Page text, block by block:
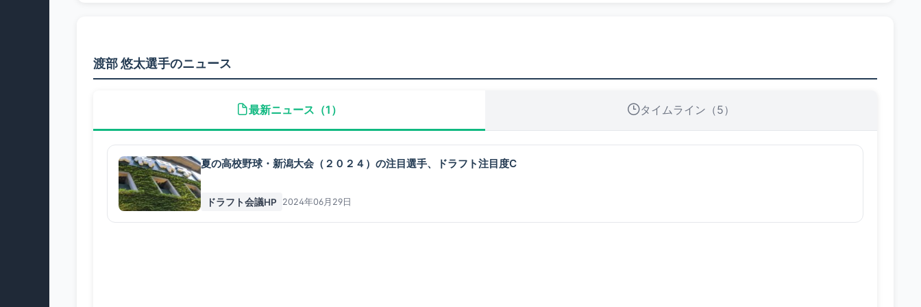
渡部 悠太選手のニュース
最新ニュース（1） タイムライン（5）
夏の高校野球・新潟大会（２０２４）の注目選手、ドラフト注目度C
ドラフト会議HP 2024年06月29日